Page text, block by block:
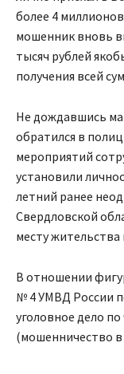
более 4
мошенник вновь
тысяч рублей
получения всей
Не дождавшись
обратился в
мероприятий
установили
летний ранее
Свердловской
месту жительства
В отношении
№ 4 УМВД России
уголовное дело
(мошенничество в